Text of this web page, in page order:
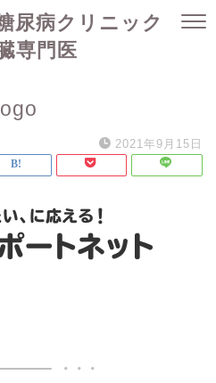
尿病クリニック
専門医
2021年9月15日